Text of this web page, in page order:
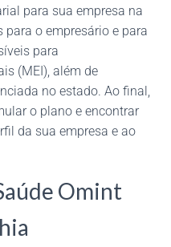
para sua empresa na
para o empresário e para
para
(MEI), além de
no estado. Ao final,
o plano e encontrar
da sua empresa e ao
Omint